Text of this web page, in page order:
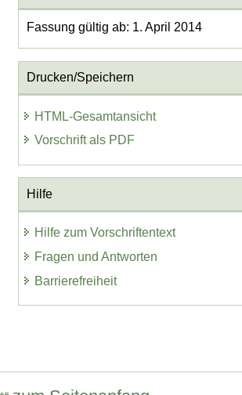
Fassung gültig ab: 1. April 2014
Drucken/Speichern
HTML-Gesamtansicht
Vorschrift als PDF
Hilfe
Hilfe zum Vorschriftentext
Fragen und Antworten
Barrierefreiheit